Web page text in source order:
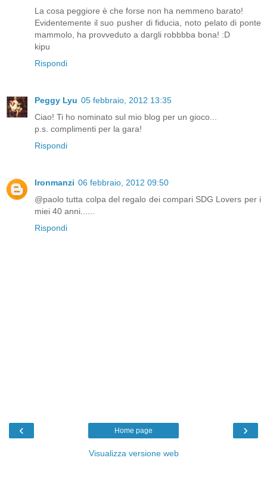
La cosa peggiore è che forse non ha nemmeno barato!
Evidentemente il suo pusher di fiducia, noto pelato di ponte
mammolo, ha provveduto a dargli robbbba bona! :D
kipu
Rispondi
Peggy Lyu 05 febbraio, 2012 13:35
Ciao! Ti ho nominato sul mio blog per un gioco...
p.s. complimenti per la gara!
Rispondi
Ironmanzi 06 febbraio, 2012 09:50
@paolo tutta colpa del regalo dei compari SDG Lovers per i
miei 40 anni......
Rispondi
‹ ›
Home page
Visualizza versione web